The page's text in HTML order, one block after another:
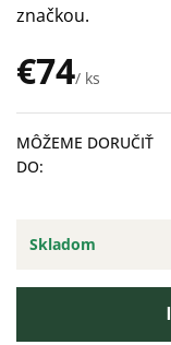
€74/ ks
Jednotková
cena:
Skladom
MÔŽEME DORUČIŤ
DO:
značkou.